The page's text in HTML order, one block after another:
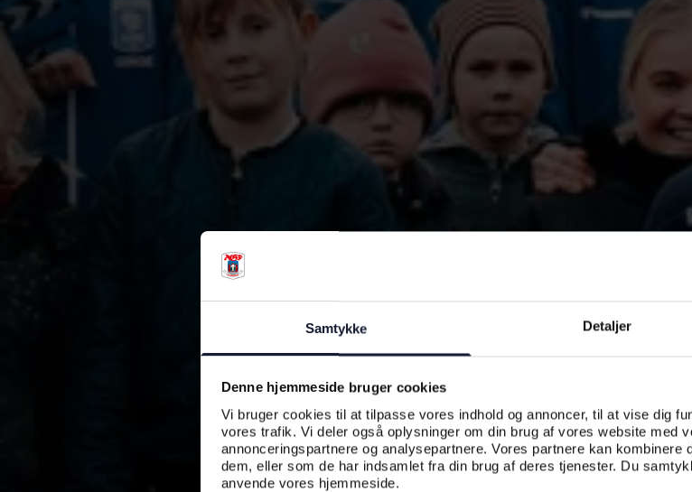
Samtykke Detaljer
Denne hjemmeside bruger cookies
Vi bruger cookies til at tilpasse vores indhold og annoncer, til at vise dig
vores trafik. Vi deler også oplysninger om din brug af vores website med
annonceringspartnere og analysepartnere. Vores partnere kan kombinere
dem, eller som de har indsamlet fra din brug af deres tjenester. Du
anvende vores hjemmeside.